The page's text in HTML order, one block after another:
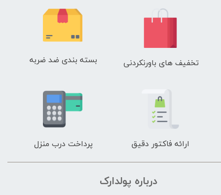
تخفیف های باورنکردنی بسته بندی ضد ضربه
ارائه فاکتور دقیق پرداخت درب منزل
درباره پولدارک